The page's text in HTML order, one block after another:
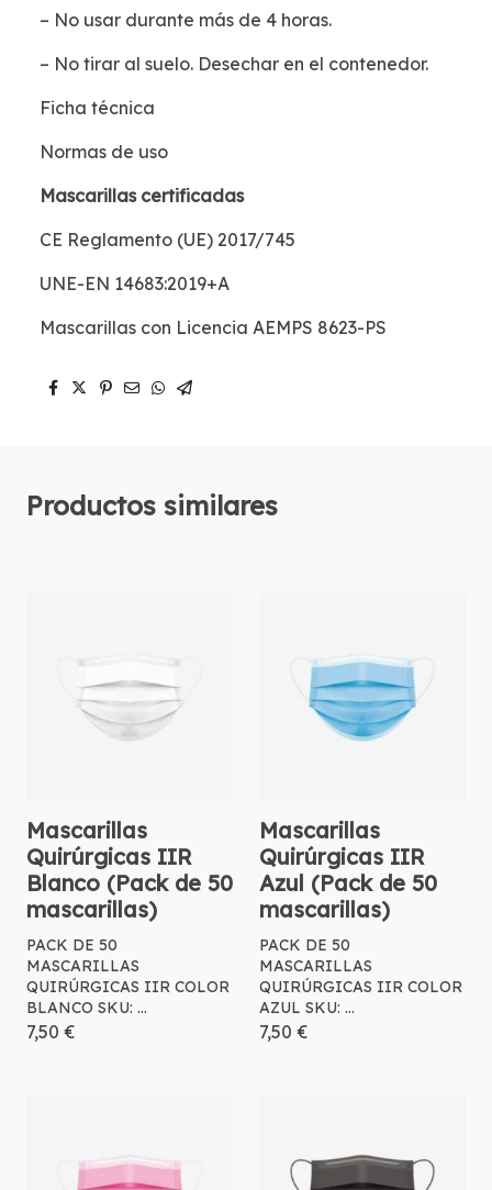
– No usar durante más de 4 horas.
– No tirar al suelo. Desechar en el contenedor.
Ficha técnica
Normas de uso
Mascarillas certificadas
CE Reglamento (UE) 2017/745
UNE-EN 14683:2019+A
Mascarillas con Licencia AEMPS 8623-PS
Productos similares
Mascarillas
Quirúrgicas IIR
Blanco (Pack de 50
mascarillas)
PACK DE 50
MASCARILLAS
QUIRÚRGICAS IIR COLOR
BLANCO SKU: ...
7,50 €
Mascarillas
Quirúrgicas IIR
Azul (Pack de 50
mascarillas)
PACK DE 50
MASCARILLAS
QUIRÚRGICAS IIR COLOR
AZUL SKU: ...
7,50 €